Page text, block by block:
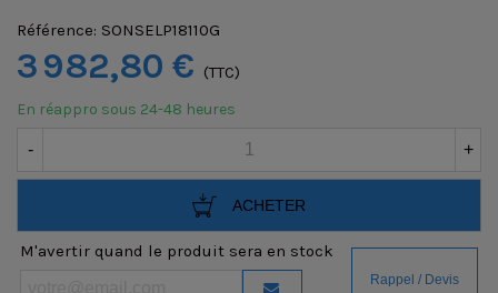
Référence: SONSELP18110G
3 982,80 € (TTC)
En réappro sous 24-48 heures
- +
ACHETER
M'avertir quand le produit sera en stock